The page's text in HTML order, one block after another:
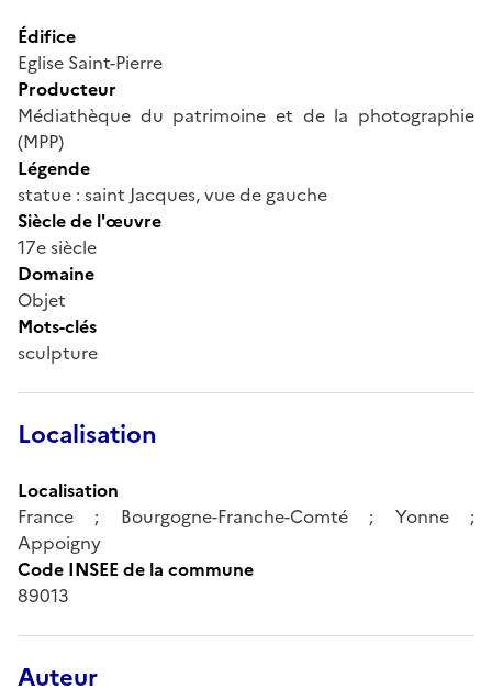
Édifice
Eglise Saint-Pierre
Producteur
Médiathèque du patrimoine et de la photographie
(MPP)
Légende
statue : saint Jacques, vue de gauche
Siècle de l'œuvre
17e siècle
Domaine
Objet
Mots-clés
sculpture
Localisation
Localisation
France ; Bourgogne-Franche-Comté ; Yonne ;
Appoigny
Code INSEE de la commune
89013
Auteur